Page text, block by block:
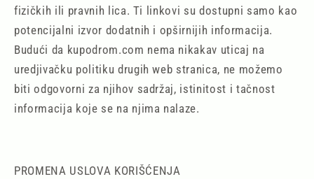
fizičkih ili pravnih lica. Ti linkovi su dostupni samo kao
potencijalni izvor dodatnih i opširnijih informacija.
Budući da kupodrom.com nema nikakav uticaj na
uredjivačku politiku drugih web stranica, ne možemo
biti odgovorni za njihov sadržaj, istinitost i tačnost
informacija koje se na njima nalaze.
PROMENA USLOVA KORIŠĆENJA